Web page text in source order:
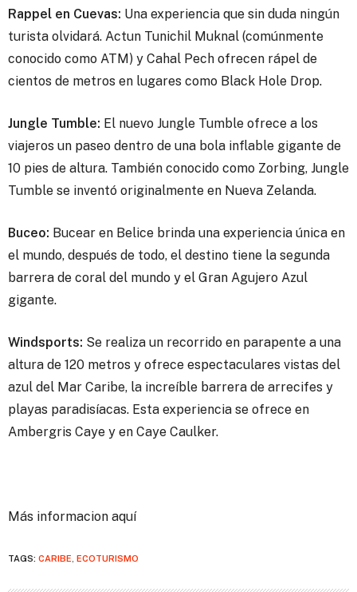
Rappel en Cuevas: Una experiencia que sin duda ningún
turista olvidará. Actun Tunichil Muknal (comúnmente
conocido como ATM) y Cahal Pech ofrecen rápel de
cientos de metros en lugares como Black Hole Drop.
Jungle Tumble: El nuevo Jungle Tumble ofrece a los
viajeros un paseo dentro de una bola inflable gigante de
10 pies de altura. También conocido como Zorbing, Jungle
Tumble se inventó originalmente en Nueva Zelanda.
Buceo: Bucear en Belice brinda una experiencia única en
el mundo, después de todo, el destino tiene la segunda
barrera de coral del mundo y el Gran Agujero Azul
gigante.
Windsports: Se realiza un recorrido en parapente a una
altura de 120 metros y ofrece espectaculares vistas del
azul del Mar Caribe, la increíble barrera de arrecifes y
playas paradisíacas. Esta experiencia se ofrece en
Ambergris Caye y en Caye Caulker.
Más informacion aquí
TAGS: CARIBE ECOTURISMO